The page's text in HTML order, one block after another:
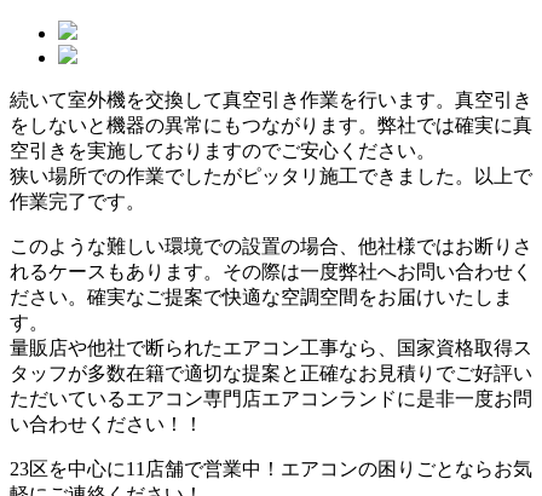
続いて室外機を交換して真空引き作業を行います。真空引き
をしないと機器の異常にもつながります。弊社では確実に真
空引きを実施しておりますのでご安心ください。
狭い場所での作業でしたがピッタリ施工できました。以上で
作業完了です。
このような難しい環境での設置の場合、他社様ではお断りさ
れるケースもあります。その際は一度弊社へお問い合わせく
ださい。確実なご提案で快適な空調空間をお届けいたしま
す。
量販店や他社で断られたエアコン工事なら、国家資格取得ス
タッフが多数在籍で適切な提案と正確なお見積りでご好評い
ただいているエアコン専門店エアコンランドに是非一度お問
い合わせください！！
23区を中心に11店舗で営業中！エアコンの困りごとならお気